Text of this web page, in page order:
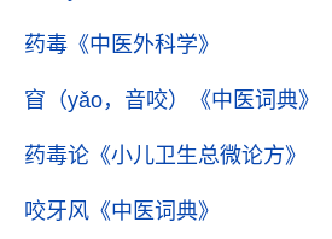
药毒 《中医外科学》
窅（yǎo，音咬） 《中医词典》
药毒论 《小儿卫生总微论方》
咬牙风 《中医词典》